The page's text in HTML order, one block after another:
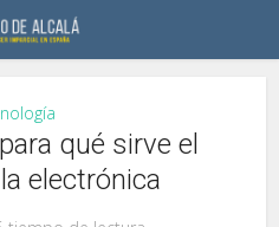
qué sirve el
la electrónica